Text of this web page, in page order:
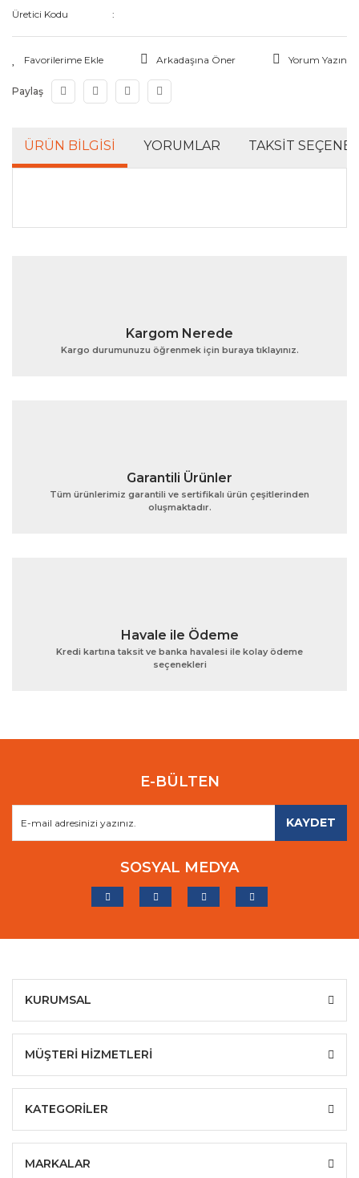
Üretici Kodu
Arkadaşına Öner Yorum Yazın
Paylaş
ÜRÜN BILGISI YORUMLAR TAKSIT
Bu ürünün fiyat bilgisi, resim, ürün açıklamalarında ve
Ürün açıklamasında eksik bilgiler bulunuyor.
Gönder
Kargom Nerede
Kargo durumunuzu öğrenmek için buraya tıklayınız.
Garantili Ürünler
Tüm ürünlerimiz garantili ve sertifikalı ürün çeşitlerinden
oluşmaktadır.
Havale ile Ödeme
Kredi kartına taksit ve banka havalesi ile kolay ödeme
seçenekleri
E-BÜLTEN
KAYDET
SOSYAL MEDYA
KURUMSAL
MÜŞTERİ HİZMETLERİ
KATEGORİLER
MARKALAR